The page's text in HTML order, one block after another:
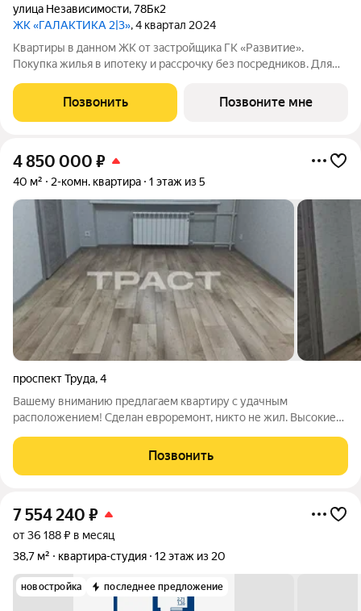
улица Независимости,78Бк2
ЖК «ГАЛАКТИКА 2|3», 4 квартал 2024
Квартиры в данном ЖК от застройщика ГК «Развитие».
Покупка жилья в ипотеку и рассрочку без посредников. Для
обращайтесь в отдел продаж застройщика.
Позвонить Позвоните мне
4 850 000 ₽
40 м² 2-комн. квартира 1 этаж из 5
проспект Труда,4
Вашему вниманию предлагаем квартиру с удачным
расположением! Сделан евроремонт, никто не жил. Высокие
кладовой. Чистый и ухоженный двор, рядом магазины, мини-
рынок, поликлиники, остановка, школа
Позвонить
7 554 240 ₽
от 36 188 ₽ в месяц
38,7 м²
квартира-студия 12 этаж из 20
новостройка последнее предложение